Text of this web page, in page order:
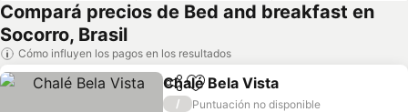
Compará precios de Bed and breakfast en
Socorro, Brasil
Cómo influyen los pagos en los resultados
CompartirAñadir a favoritos
Chalé Bela Vista
/
Puntuación no disponible